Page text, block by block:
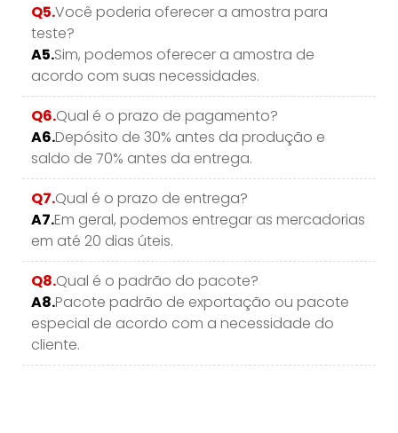
Q5.Você poderia oferecer a amostra para
teste?
A5.Sim, podemos oferecer a amostra de
acordo com suas necessidades.
Q6.Qual é o prazo de pagamento?
A6.Depósito de 30% antes da produção e
saldo de 70% antes da entrega.
Q7.Qual é o prazo de entrega?
A7.Em geral, podemos entregar as mercadorias
em até 20 dias úteis.
Q8.Qual é o padrão do pacote?
A8.Pacote padrão de exportação ou pacote
especial de acordo com a necessidade do
cliente.